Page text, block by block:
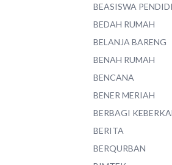
BEASISWA
BEDAH RUMAH
BELANJA BARENG
BENAH RUMAH
BENCANA
BENER MERIAH
BERBAGI
BERITA
BERQURBAN